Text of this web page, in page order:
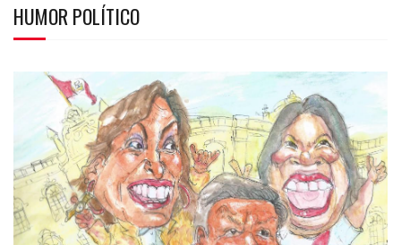
HUMOR POLÍTICO